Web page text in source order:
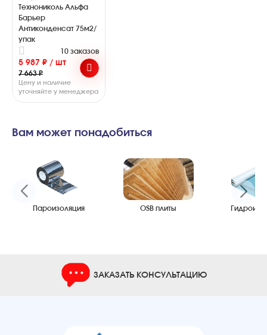
Технониколь Альфа
Барьер
Антиконденсат 75м2/
упак
10 заказов
5 987 ₽ / шт
7 663 ₽
Цену и наличие
уточняйте у менеджера
Вам может понадобиться
Пароизоляция OSB плиты
ЗАКАЗАТЬ КОНСУЛЬТАЦИЮ